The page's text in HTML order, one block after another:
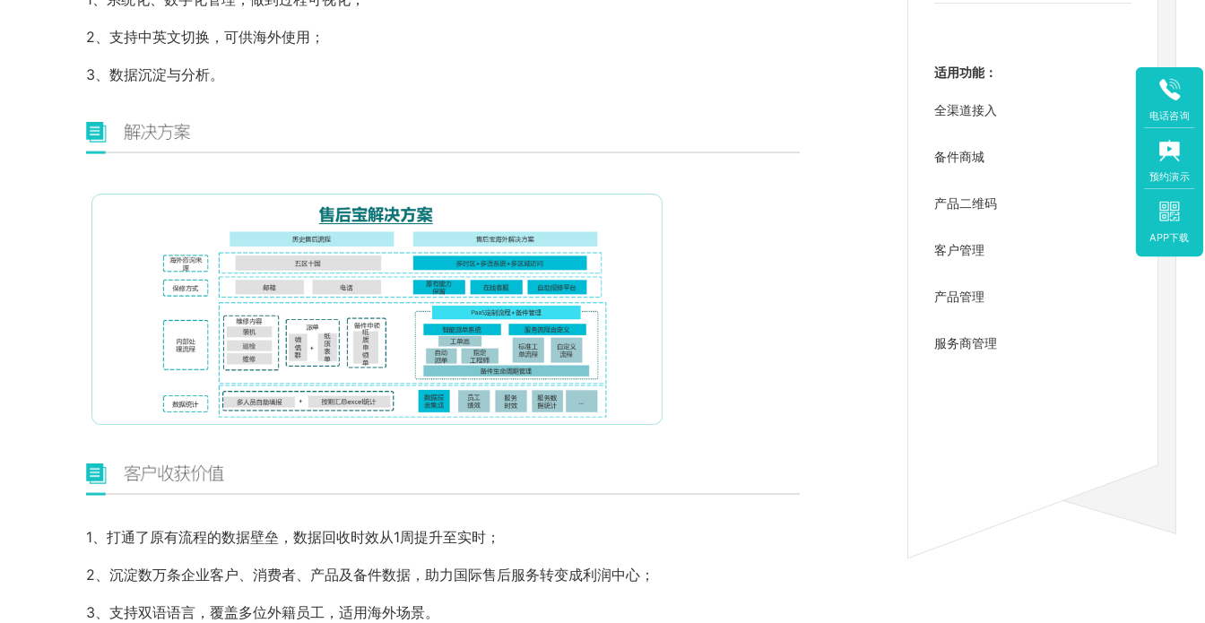
2、支持中英文切换，可供海外使用；
3、数据沉淀与分析。
1、打通了原有流程的数据壁垒，数据回收时效从1周提升至实时；
2、沉淀数万条企业客户、消费者、产品及备件数据，助力国际售后服务转变成利润中心；
3、支持双语语言，覆盖多位外籍员工，适用海外场景。
适用功能：
全渠道接入
备件商城
产品二维码
客户管理
产品管理
服务商管理
电话咨询
预约演示
APP下载